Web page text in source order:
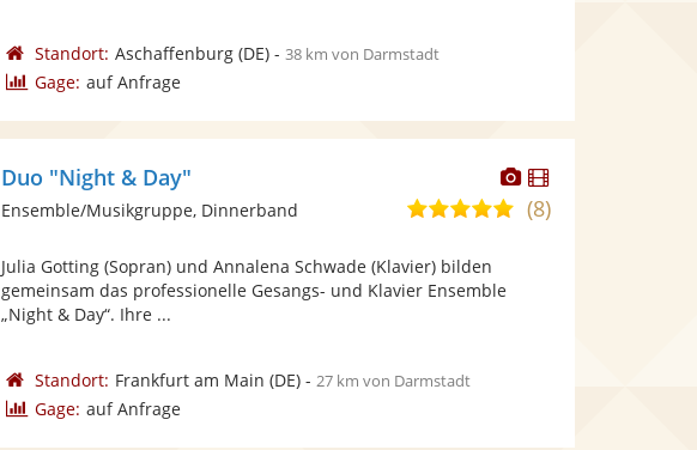
Standort: Aschaffenburg(DE)- 38 km von Darmstadt
Gage: auf Anfrage
Dieser
Künstler
stellt
Dieser
Künstler
Duo "Night & Day"
5,0(8)
Ensemble/Musikgruppe, Dinnerband
Julia Gotting (Sopran) und Annalena Schwade (Klavier) bilden
gemeinsam das professionelle Gesangs- und Klavier Ensemble
„Night & Day“. Ihre ...
Standort: Frankfurt am Main (DE)- 27 km von Darmstadt
Gage: auf Anfrage